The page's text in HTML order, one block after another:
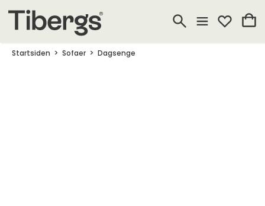
Startsiden Sofaer Dagsenge